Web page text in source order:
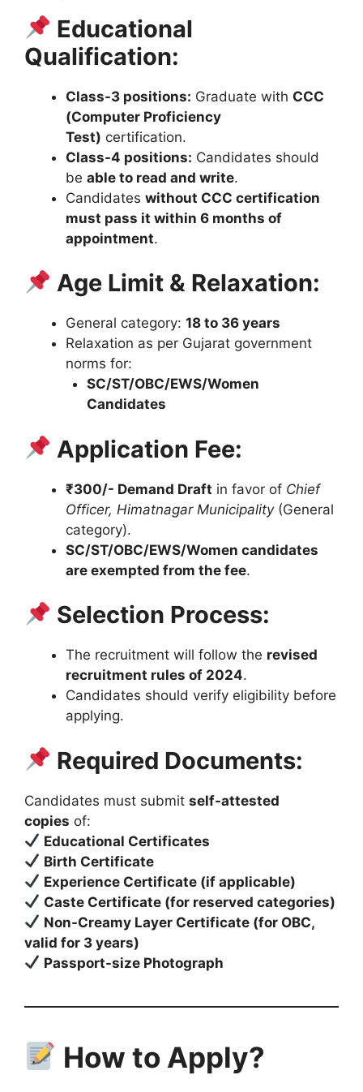
Educational
Qualification:
Class-3 positions: Graduate with CCC
(Computer Proficiency
Test) certification.
Class-4 positions: Candidates should
be able to read and write.
Candidates without CCC certification
must pass it within 6 months of
appointment.
Age Limit & Relaxation:
General category: 18 to 36 years
Relaxation as per Gujarat government
norms for:
SC/ST/OBC/EWS/Women
Candidates
Application Fee:
₹300/- Demand Draft in favor of Chief
Officer, Himatnagar Municipality(General
category).
SC/ST/OBC/EWS/Women candidates
are exempted from the fee.
Selection Process:
The recruitment will follow the revised
recruitment rules of 2024.
Candidates should verify eligibility before
applying.
Required Documents:
Candidates must submit self-attested
copies of:
Educational Certificates
Birth Certificate
Experience Certificate (if applicable)
Caste Certificate (for reserved categories)
Non-Creamy Layer Certificate (for OBC,
valid for 3 years)
Passport-size Photograph
How to Apply?